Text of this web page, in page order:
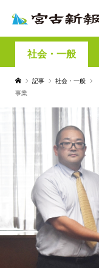
社会・一般
記事 社会・一般
事業